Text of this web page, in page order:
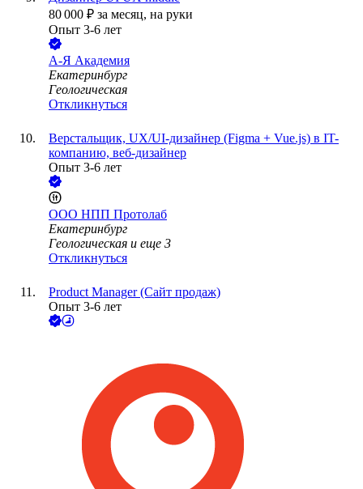
80 000 ₽ за месяц, на руки
Опыт 3-6 лет
А-Я Академия
Екатеринбург
Геологическая
Откликнуться
Верстальщик, UX/UI-дизайнер (Figma + Vue.js) в IT-
компанию, веб-дизайнер
Опыт 3-6 лет
ООО НПП Протолаб
Екатеринбург
Геологическая и еще 3
Откликнуться
Product Manager (Сайт продаж)
Опыт 3-6 лет